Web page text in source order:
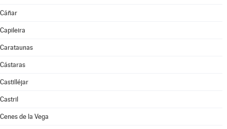
Cáñar
Capileira
Carataunas
Cástaras
Castilléjar
Castril
Cenes de la Vega